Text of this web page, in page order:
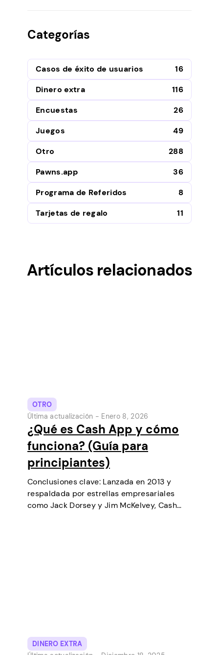
Categorías
Casos de éxito de usuarios
16
Dinero extra
116
Encuestas
26
Juegos
49
Otro
288
Pawns.app
36
Programa de Referidos
8
Tarjetas de regalo
11
Artículos relacionados
OTRO
Última actualización - Enero 8, 2026
¿Qué es Cash App y cómo
funciona? (Guía para
principiantes)
Conclusiones clave: Lanzada en 2013 y
respaldada por estrellas empresariales
como Jack Dorsey y Jim McKelvey, Cash
DINERO EXTRA